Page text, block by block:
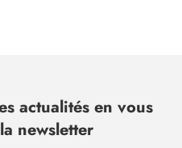
actualités en vous
newsletter